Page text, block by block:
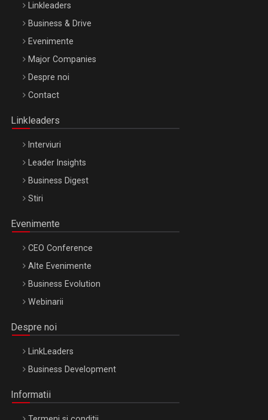
Be Inspired. Make it Happen!, ARTEMIS LETO, ORADEA, 8
Octombrie
Linkleaders
Business & Drive
Evenimente
Major Companies
Despre noi
Contact
Linkleaders
Interviuri
Leader Insights
Business Digest
Stiri
Evenimente
CEO Conference
Alte Evenimente
Business Evolution
Webinarii
Despre noi
LinkLeaders
Business Development
Informatii